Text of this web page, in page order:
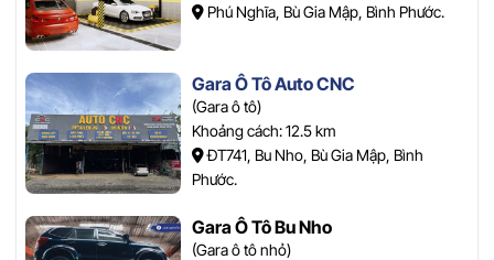
Phú Nghĩa, Bù Gia Mập, Bình Phước.
Gara Ô Tô Auto CNC
(Gara ô tô)
Khoảng cách: 12.5 km
ĐT741, Bu Nho, Bù Gia Mập, Bình
Phước.
Gara Ô Tô Bu Nho
(Gara ô tô nhỏ)